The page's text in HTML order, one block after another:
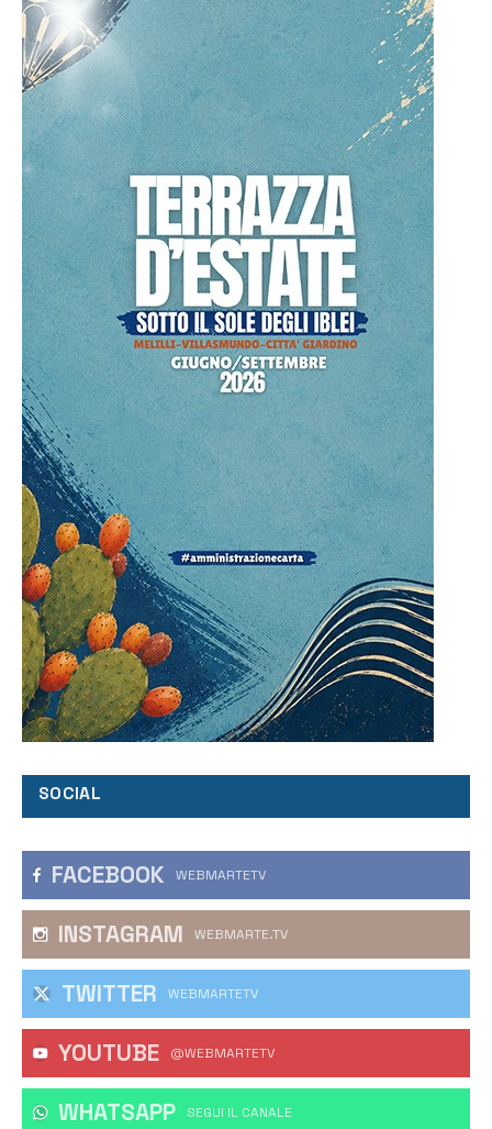
SOCIAL
FACEBOOK WEBMARTETV
INSTAGRAM WEBMARTE.TV
TWITTER WEBMARTETV
YOUTUBE @WEBMARTETV
WHATSAPP ‎SEGUI IL CANALE